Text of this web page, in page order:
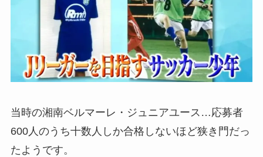
当時の湘南ベルマーレ・ジュニアユース…応募者
600人のうち十数人しか合格しないほど狭き門だっ
たようです。